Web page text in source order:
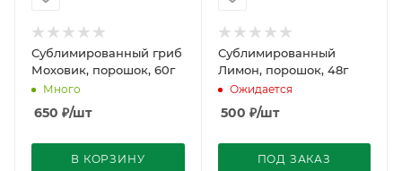
Сублимированный гриб
Моховик, порошок, 60г
Много
650 ₽/шт
В КОРЗИНУ
Сублимированный
Лимон, порошок, 48г
Ожидается
500 ₽/шт
ПОД ЗАКАЗ